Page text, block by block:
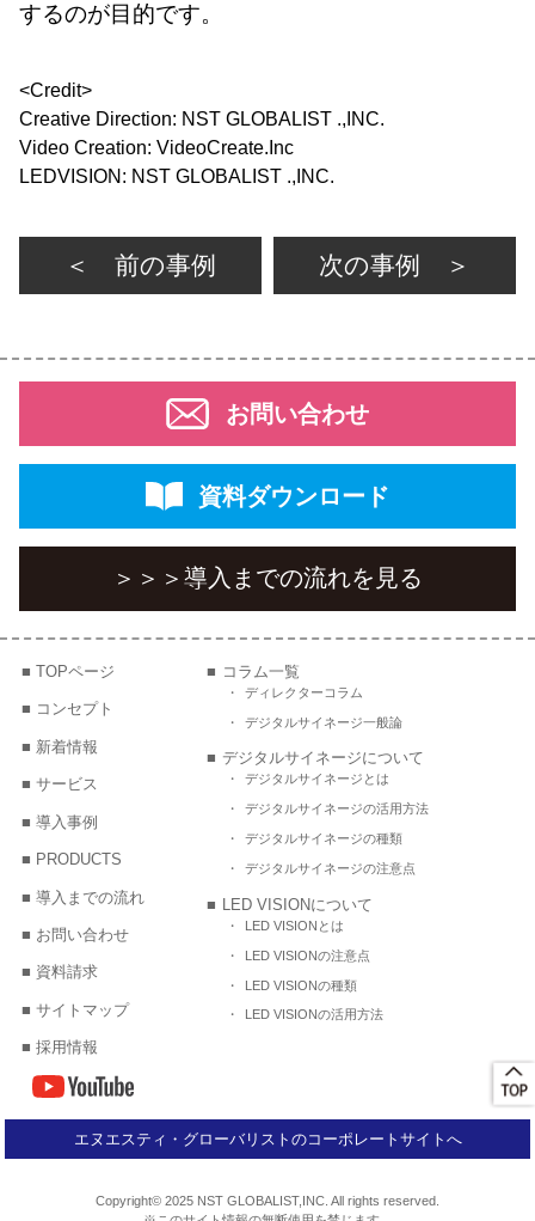
するのが目的です。
<Credit>
Creative Direction: NST GLOBALIST .,INC.
Video Creation: VideoCreate.Inc
LEDVISION: NST GLOBALIST .,INC.
＜ 前の事例 次の事例 ＞
＞＞＞ 導入までの流れを見る
お問い合わせ
資料ダウンロード
TOPページ
コンセプト
新着情報
サービス
導入事例
PRODUCTS
導入までの流れ
お問い合わせ
資料請求
サイトマップ
採用情報
コラム一覧
ディレクターコラム
デジタルサイネージ一般論
デジタルサイネージについて
デジタルサイネージとは
デジタルサイネージの活用方法
デジタルサイネージの種類
デジタルサイネージの注意点
LED VISIONについて
LED VISIONとは
LED VISIONの注意点
LED VISIONの種類
LED VISIONの活用方法
エヌエスティ・グローバリストのコーポレートサイトへ
Copyright© 2025 NST GLOBALIST,INC. All rights reserved.